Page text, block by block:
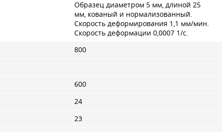
Образец диаметром 5 мм, длиной 25
мм, кованый и нормализованный.
Скорость деформирования 1,1 мм/мин.
Скорость деформации 0,0007 1/с.
800
600
24
23